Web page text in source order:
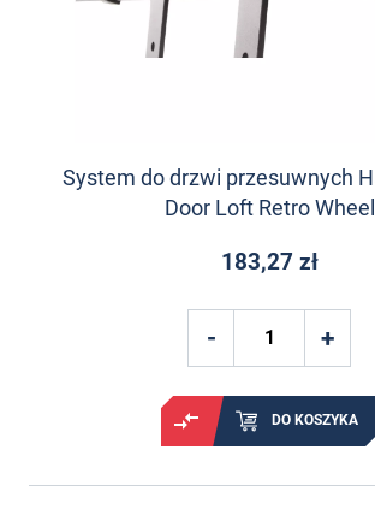
System do drzwi przesuwnych
Door Loft Retro Wheel
183,27 zł
DO KOSZYKA